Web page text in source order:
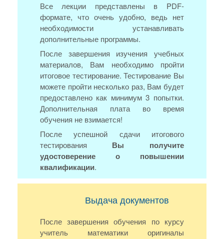
Все лекции представлены в PDF-
формате, что очень удобно, ведь нет
необходимости устанавливать
дополнительные программы.
После завершения изучения учебных
материалов, Вам необходимо пройти
итоговое тестирование. Тестирование Вы
можете пройти несколько раз, Вам будет
предоставлено как минимум 3 попытки.
Дополнительная плата во время
обучения не взимается!
После успешной сдачи итогового
тестирования Вы получите
удостоверение о повышении
квалификации.
Выдача документов
После завершения обучения по курсу
учитель математики оригиналы